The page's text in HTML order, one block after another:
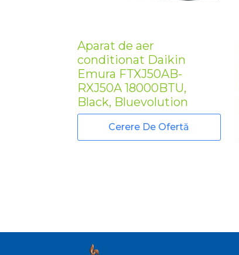
Aparat de aer
conditionat Daikin
Emura FTXJ50AB-
RXJ50A 18000BTU,
Black, Bluevolution
Cerere De Ofertă